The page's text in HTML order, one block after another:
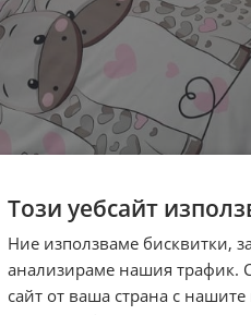
Този уебсайт
Ние използваме бисквитки,
анализираме нашия трафик.
сайт от ваша страна с